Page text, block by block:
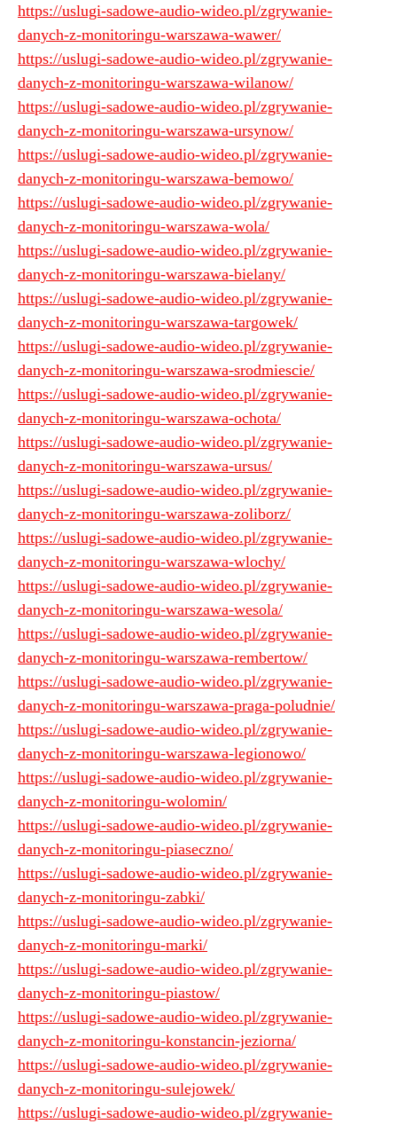
https://uslugi-sadowe-audio-wideo.pl/zgrywanie-
danych-z-monitoringu-warszawa-wawer/
https://uslugi-sadowe-audio-wideo.pl/zgrywanie-
danych-z-monitoringu-warszawa-wilanow/
https://uslugi-sadowe-audio-wideo.pl/zgrywanie-
danych-z-monitoringu-warszawa-ursynow/
https://uslugi-sadowe-audio-wideo.pl/zgrywanie-
danych-z-monitoringu-warszawa-bemowo/
https://uslugi-sadowe-audio-wideo.pl/zgrywanie-
danych-z-monitoringu-warszawa-wola/
https://uslugi-sadowe-audio-wideo.pl/zgrywanie-
danych-z-monitoringu-warszawa-bielany/
https://uslugi-sadowe-audio-wideo.pl/zgrywanie-
danych-z-monitoringu-warszawa-targowek/
https://uslugi-sadowe-audio-wideo.pl/zgrywanie-
danych-z-monitoringu-warszawa-srodmiescie/
https://uslugi-sadowe-audio-wideo.pl/zgrywanie-
danych-z-monitoringu-warszawa-ochota/
https://uslugi-sadowe-audio-wideo.pl/zgrywanie-
danych-z-monitoringu-warszawa-ursus/
https://uslugi-sadowe-audio-wideo.pl/zgrywanie-
danych-z-monitoringu-warszawa-zoliborz/
https://uslugi-sadowe-audio-wideo.pl/zgrywanie-
danych-z-monitoringu-warszawa-wlochy/
https://uslugi-sadowe-audio-wideo.pl/zgrywanie-
danych-z-monitoringu-warszawa-wesola/
https://uslugi-sadowe-audio-wideo.pl/zgrywanie-
danych-z-monitoringu-warszawa-rembertow/
https://uslugi-sadowe-audio-wideo.pl/zgrywanie-
danych-z-monitoringu-warszawa-praga-poludnie/
https://uslugi-sadowe-audio-wideo.pl/zgrywanie-
danych-z-monitoringu-warszawa-legionowo/
https://uslugi-sadowe-audio-wideo.pl/zgrywanie-
danych-z-monitoringu-wolomin/
https://uslugi-sadowe-audio-wideo.pl/zgrywanie-
danych-z-monitoringu-piaseczno/
https://uslugi-sadowe-audio-wideo.pl/zgrywanie-
danych-z-monitoringu-zabki/
https://uslugi-sadowe-audio-wideo.pl/zgrywanie-
danych-z-monitoringu-marki/
https://uslugi-sadowe-audio-wideo.pl/zgrywanie-
danych-z-monitoringu-piastow/
https://uslugi-sadowe-audio-wideo.pl/zgrywanie-
danych-z-monitoringu-konstancin-jeziorna/
https://uslugi-sadowe-audio-wideo.pl/zgrywanie-
danych-z-monitoringu-sulejowek/
https://uslugi-sadowe-audio-wideo.pl/zgrywanie-